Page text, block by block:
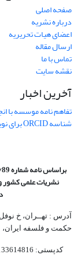
صفحه اصلی
درباره نشریه
اعضای هیات تحریریه
ارسال مقاله
تماس با ما
نقشه سایت
آخرین اخبار
تفاهم نامه موسسه با
شناسه ORCID برای نویسنده مسئول
براساس نامه شماره 26953/11/3/89 در جلسة مورخ 31/6/89 کمیسیون
نشریات علمی کشور
حکمت و فلسفه ایران،‌
کدپستی: 1133614816، تلفن: 66492169 - 021 نمابر: 66962700 - 021